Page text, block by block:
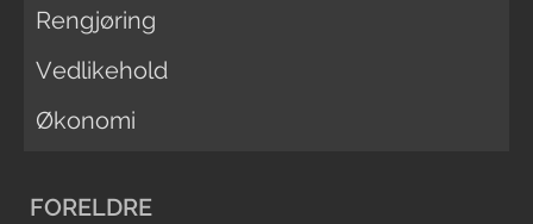
Rengjøring
Vedlikehold
Økonomi
FORELDRE